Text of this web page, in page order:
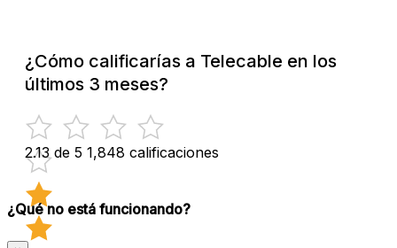
¿Cómo calificarías a Telecable en los
últimos 3 meses?
2.13 de 5 1,848 calificaciones
¿Qué no está funcionando?